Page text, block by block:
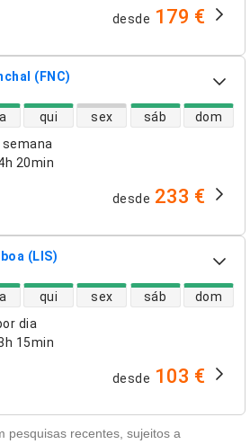
desde 179 €
(FNC)
semana
20min
diretos
qui sex sáb dom
desde 233 €
(LIS)
dia
15min
diretos
qui sex sáb dom
desde 103 €
pesquisas recentes, sujeitos a